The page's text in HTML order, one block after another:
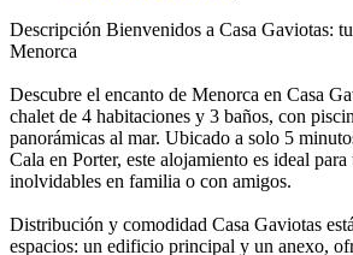
Descripción Bienvenidos a Casa Gaviotas:
Menorca
Descubre el encanto de Menorca en Casa
chalet de 4 habitaciones y 3 baños, con
panorámicas al mar. Ubicado a solo 5
Cala en Porter, este alojamiento es ideal para
inolvidables en familia o con amigos.
Distribución y comodidad Casa Gaviotas
espacios: un edificio principal y un anexo,